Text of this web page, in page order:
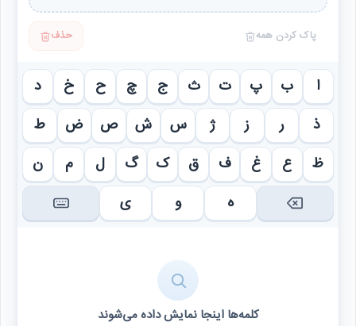
پاک کردن همه حذف
ا ب پ ت ث ج چ ح خ
د
ذ
ر ز ژ س ش ص ض
ط
ظ
ع غ ف ق ک گ ل م
ن
ه
و ی
کلمه‌ها اینجا نمایش داده می‌شوند